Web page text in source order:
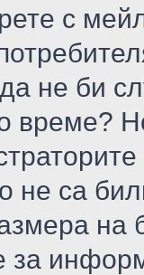
с
не би
време?
не са
на
за